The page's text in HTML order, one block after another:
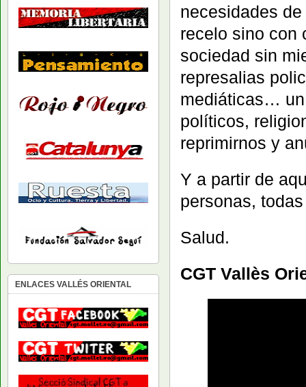
necesidades
recelo sino con
sociedad sin
represalias
mediáticas… un
políticos,
reprimirnos y
Y a partir de
personas,
Salud.
CGT Vallès
ENLACES VALLÉS ORIENTAL